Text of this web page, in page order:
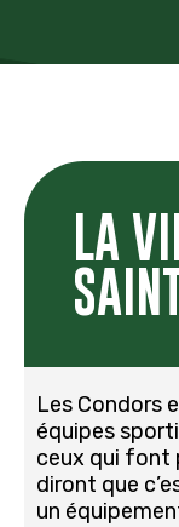
LA
Les Condors
équipes
ceux qui font
diront que
un